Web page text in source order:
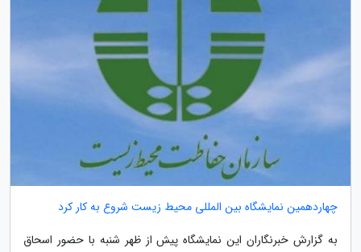
چهاردهمین نمایشگاه بین المللی محیط زیست شروع به کار کرد
به گزارش خبرنگاران این نمایشگاه پیش از ظهر شنبه با حضور اسحاق